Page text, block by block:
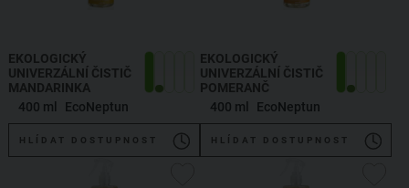
EKOLOGICKÝ
UNIVERZÁLNÍ ČISTIČ
MANDARINKA
400 ml
EcoNeptun
HLÍDAT DOSTUPNOST
EKOLOGICKÝ
UNIVERZÁLNÍ ČISTIČ
POMERANČ
400 ml
EcoNeptun
HLÍDAT DOSTUPNOST